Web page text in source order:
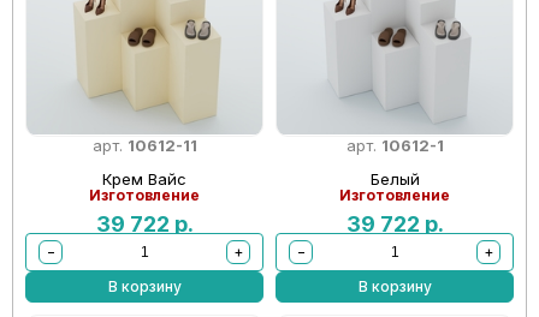
арт. 10612-11
Крем Вайс
Изготовление
39 722 р.
−
+
В корзину
арт. 10612-1
Белый
Изготовление
39 722 р.
−
+
В корзину